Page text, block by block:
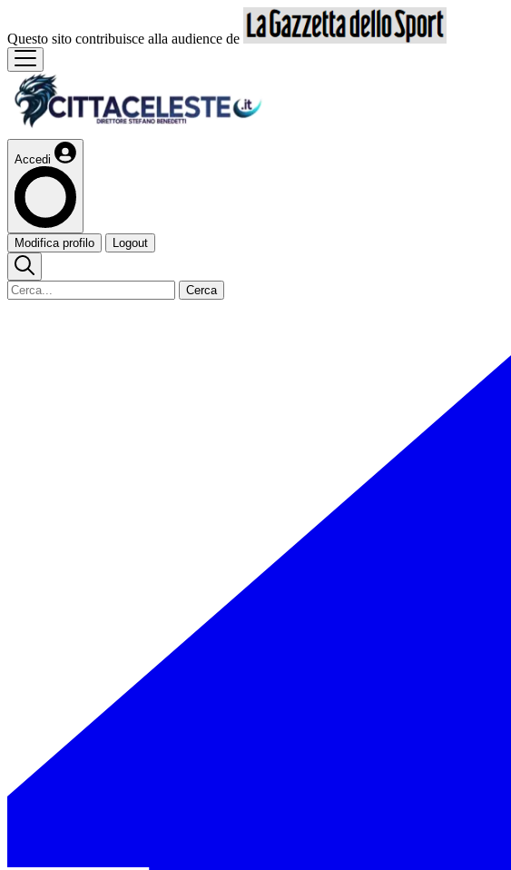
Questo sito contribuisce alla audience de
Accedi
Modifica profilo Logout
Cerca